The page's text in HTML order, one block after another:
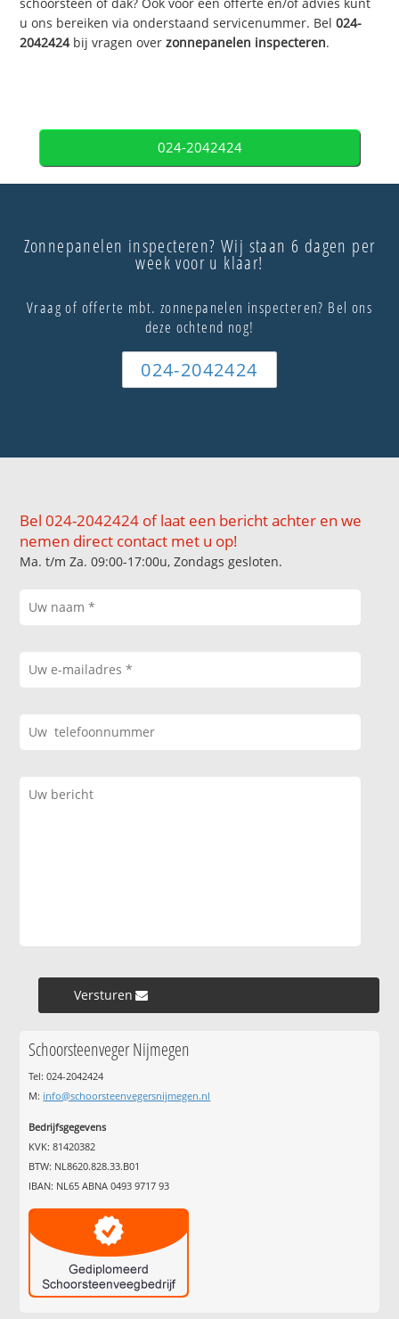
u ons bereiken via onderstaand servicenummer. Bel024-
2042424bij vragen overzonnepanelen inspecteren.
024-2042424
Zonnepanelen inspecteren? Wij staan 6 dagen per
week voor u klaar!
Vraag of offerte mbt. zonnepanelen inspecteren? Bel ons
deze ochtend nog!
024-2042424
Bel 024-2042424 of laat een bericht achter en we
nemen direct contact met u op!
Ma. t/m Za. 09:00-17:00u, Zondags gesloten.
Versturen »
Schoorsteenveger Nijmegen
Tel: 024-2042424
M: info@schoorsteenvegersnijmegen.nl
Bedrijfsgegevens
KVK: 81420382
BTW: NL8620.828.33.B01
IBAN: NL65 ABNA 0493 9717 93